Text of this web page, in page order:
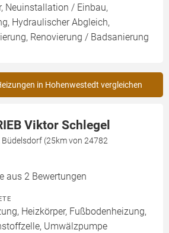
Neuinstallation / Einbau,
Hydraulischer Abgleich,
Renovierung / Badsanierung
in Hohenwestedt vergleichen
Viktor Schlegel
(25km von 24782
aus 2 Bewertungen
Heizkörper, Fußbodenheizung,
Umwälzpumpe